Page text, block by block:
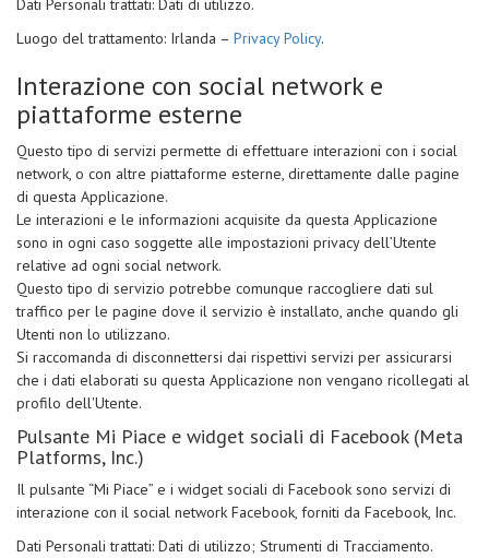
Dati Personali trattati: Dati di utilizzo.
Luogo del trattamento: Irlanda – Privacy Policy.
Interazione con social network e
piattaforme esterne
Questo tipo di servizi permette di effettuare interazioni con i social
network, o con altre piattaforme esterne, direttamente dalle pagine
di questa Applicazione.
Le interazioni e le informazioni acquisite da questa Applicazione
sono in ogni caso soggette alle impostazioni privacy dell’Utente
relative ad ogni social network.
Questo tipo di servizio potrebbe comunque raccogliere dati sul
traffico per le pagine dove il servizio è installato, anche quando gli
Utenti non lo utilizzano.
Si raccomanda di disconnettersi dai rispettivi servizi per assicurarsi
che i dati elaborati su questa Applicazione non vengano ricollegati al
profilo dell'Utente.
Pulsante Mi Piace e widget sociali di Facebook (Meta
Platforms, Inc.)
Il pulsante “Mi Piace” e i widget sociali di Facebook sono servizi di
interazione con il social network Facebook, forniti da Facebook, Inc.
Dati Personali trattati: Dati di utilizzo; Strumenti di Tracciamento.